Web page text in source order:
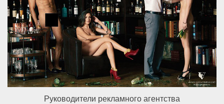
Руководители рекламного агентства